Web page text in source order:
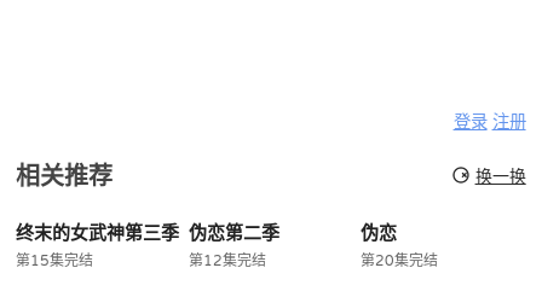
登录 注册
相关推荐 换一换
终末的女武神第三季
第15集完结
伪恋第二季
第12集完结
伪恋
第20集完结